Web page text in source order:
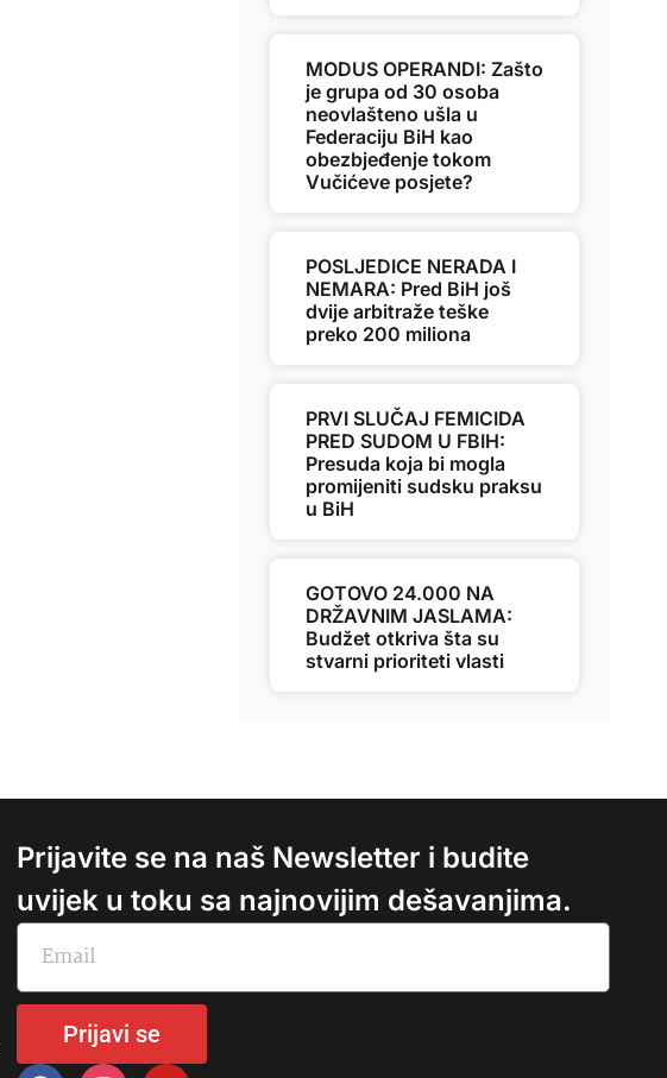
MODUS OPERANDI: Zašto
je grupa od 30 osoba
neovlašteno ušla u
Federaciju BiH kao
obezbjeđenje tokom
Vučićeve posjete?
POSLJEDICE NERADA I
NEMARA: Pred BiH još
dvije arbitraže teške
preko 200 miliona
PRVI SLUČAJ FEMICIDA
PRED SUDOM U FBIH:
Presuda koja bi mogla
promijeniti sudsku praksu
u BiH
GOTOVO 24.000 NA
DRŽAVNIM JASLAMA:
Budžet otkriva šta su
stvarni prioriteti vlasti
Prijavite se na naš Newsletter i budite
uvijek u toku sa najnovijim dešavanjima.
Prijavi se